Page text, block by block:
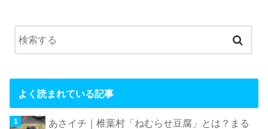
よく読まれている記事
あさイチ｜椎葉村「ねむらせ豆腐」とは？まる